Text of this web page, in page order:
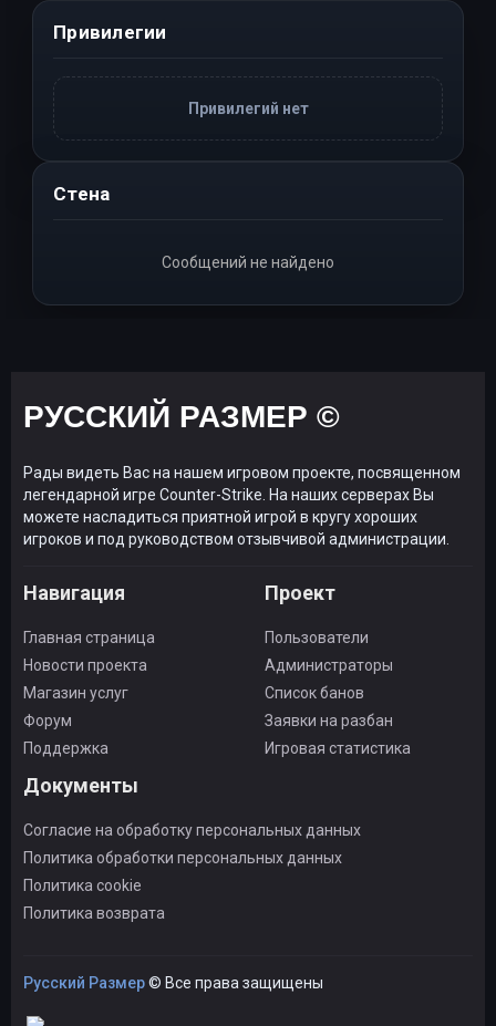
Привилегии
Привилегий нет
Стена
Сообщений не найдено
РУССКИЙ РАЗМЕР ©
Рады видеть Вас на нашем игровом проекте, посвященном
легендарной игре Counter-Strike. На наших серверах Вы
можете насладиться приятной игрой в кругу хороших
игроков и под руководством отзывчивой администрации.
Навигация
Главная страница
Новости проекта
Магазин услуг
Форум
Поддержка
Проект
Пользователи
Администраторы
Список банов
Заявки на разбан
Игровая статистика
Документы
Согласие на обработку персональных данных
Политика обработки персональных данных
Политика cookie
Политика возврата
Русский Размер© Все права защищены